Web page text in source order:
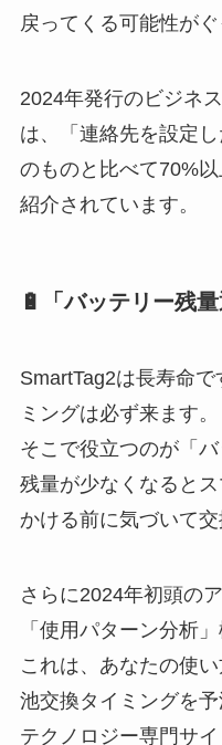
戻ってくる可能性がぐ
2024年発行のビジネ
は、「連絡先を設定
のものと比べて70%
紹介されています。
🔋「バッテリー残
SmartTag2は長寿命
ミングは必ず来ます。
そこで役立つのが「
残量が少なくなると
かける前に気づいて
さらに2024年初頭の
「使用パターン分析
これは、あなたの使
池交換タイミングを予
テクノロジー専門サ